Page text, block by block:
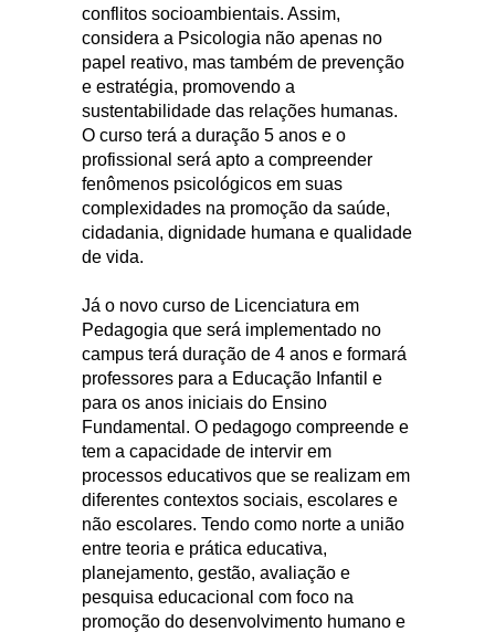
conflitos socioambientais. Assim,
considera a Psicologia não apenas no
papel reativo, mas também de prevenção
e estratégia, promovendo a
sustentabilidade das relações humanas.
O curso terá a duração 5 anos e o
profissional será apto a compreender
fenômenos psicológicos em suas
complexidades na promoção da saúde,
cidadania, dignidade humana e qualidade
de vida.
Já o novo curso de Licenciatura em
Pedagogia que será implementado no
campus terá duração de 4 anos e formará
professores para a Educação Infantil e
para os anos iniciais do Ensino
Fundamental. O pedagogo compreende e
tem a capacidade de intervir em
processos educativos que se realizam em
diferentes contextos sociais, escolares e
não escolares. Tendo como norte a união
entre teoria e prática educativa,
planejamento, gestão, avaliação e
pesquisa educacional com foco na
promoção do desenvolvimento humano e